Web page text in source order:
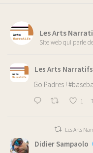
Les Arts
Site web qui parle
Les Arts Narratifs
Go Padres !
1
Les Arts
Didier Sampaolo